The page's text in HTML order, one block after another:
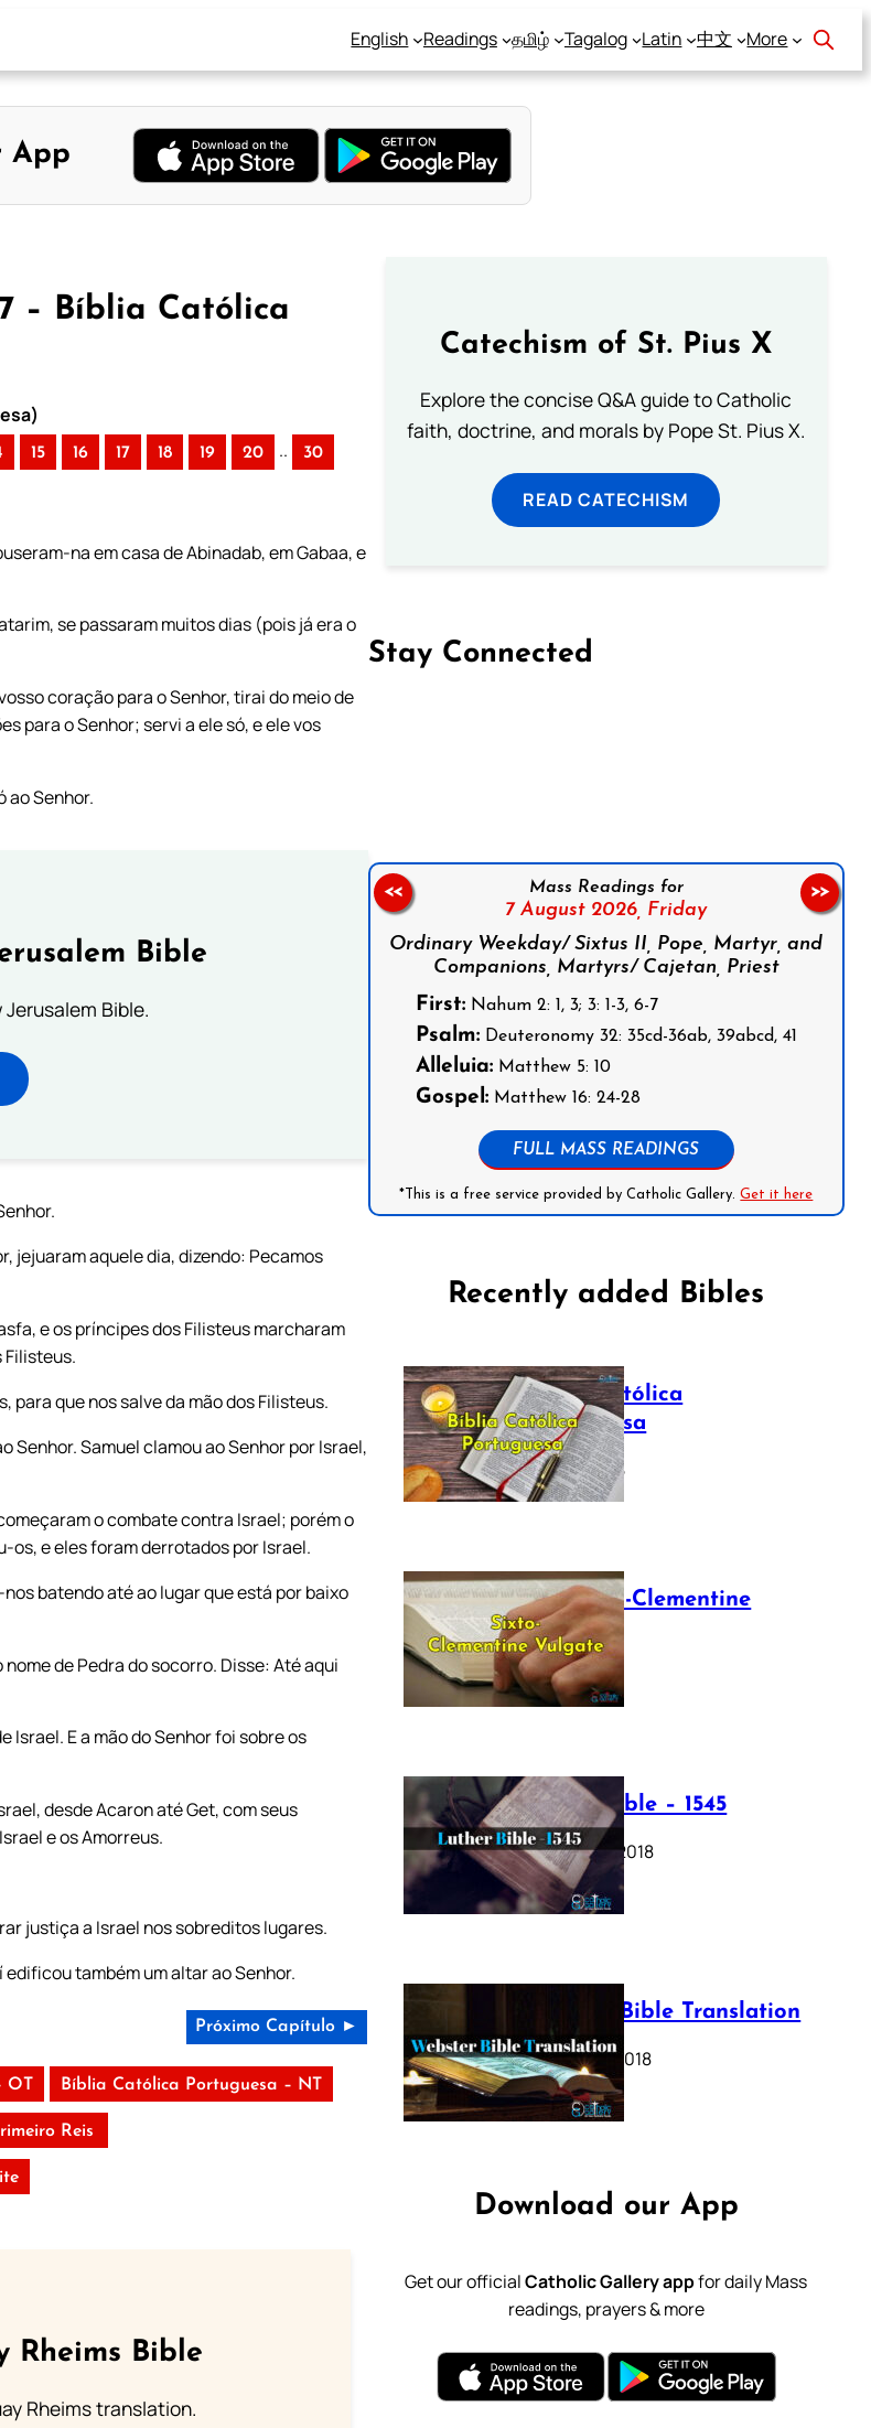
English Readings தமிழ் Tagalog Latin 中文 More
App
– Bíblia Católica
15 16 17 18 19 20 .. 30
na em casa de Abinadab, em Gabaa, e
se passaram muitos dias (pois já era o
coração para o Senhor, tirai do meio de
para o Senhor; servi a ele só, e ele vos
ao Senhor.
Bible
Bible.
jejuaram aquele dia, dizendo: Pecamos
e os príncipes dos Filisteus marcharam
Filisteus.
para que nos salve da mão dos Filisteus.
Samuel clamou ao Senhor por Israel,
o combate contra Israel; porém o
os, e eles foram derrotados por Israel.
batendo até ao lugar que está por baixo
de Pedra do socorro. Disse: Até aqui
E a mão do Senhor foi sobre os
desde Acaron até Get, com seus
e os Amorreus.
justiça a Israel nos sobreditos lugares.
edificou também um altar ao Senhor.
Próximo Capítulo ►
OT Bíblia Católica Portuguesa – NT
Reis
Rheims Bible
Rheims translation.
Catechism of St. Pius X
Explore the concise Q&A guide to Catholic
faith, doctrine, and morals by Pope St. Pius X.
READ CATECHISM
Stay Connected
Mass Readings for
7 August 2026, Friday
Ordinary Weekday/ Sixtus II, Pope, Martyr, and
Companions, Martyrs/ Cajetan, Priest
First:Nahum 2: 1, 3; 3: 1-3, 6-7
Psalm:Deuteronomy 32: 35cd-36ab, 39abcd, 41
Alleluia:Matthew 5: 10
Gospel:Matthew 16: 24-28
FULL MASS READINGS
*This is a free service provided by Catholic Gallery.Get it here
<< >>
Recently added Bibles
Bíblia Católica
Portuguesa
July 16, 2025
The Sixto-Clementine
Vulgate
July 12, 2025
Luther Bible – 1545
October 17, 2018
Webster Bible Translation
October 11, 2018
Download our App
Get our officialCatholic Gallery appfor daily Mass
readings, prayers & more